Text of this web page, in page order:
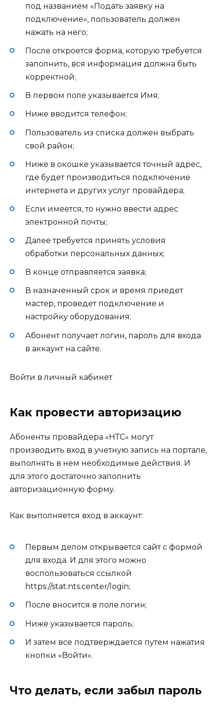
под названием «Подать заявку на
подключение», пользователь должен
нажать на него;
После откроется форма, которую требуется
заполнить, вся информация должна быть
корректной;
В первом поле указывается Имя;
Ниже вводится телефон;
Пользователь из списка должен выбрать
свой район;
Ниже в окошке указывается точный адрес,
где будет производиться подключение
интернета и других услуг провайдера;
Если имеется, то нужно ввести адрес
электронной почты;
Далее требуется принять условия
обработки персональных данных;
В конце отправляется заявка;
В назначенный срок и время приедет
мастер, проведет подключение и
настройку оборудования;
Абонент получает логин, пароль для входа
в аккаунт на сайте.
Войти в личный кабинет
Как провести авторизацию
Абоненты провайдера «НТС» могут
производить вход в учетную запись на портале,
выполнять в нем необходимые действия. И
для этого достаточно заполнить
авторизационную форму.
Как выполняется вход в аккаунт:
Первым делом открывается сайт с формой
для входа. И для этого можно
воспользоваться ссылкой
https://stat.nts.center/login;
После вносится в поле логин;
Ниже указывается пароль;
И затем все подтверждается путем нажатия
кнопки «Войти».
Что делать, если забыл пароль